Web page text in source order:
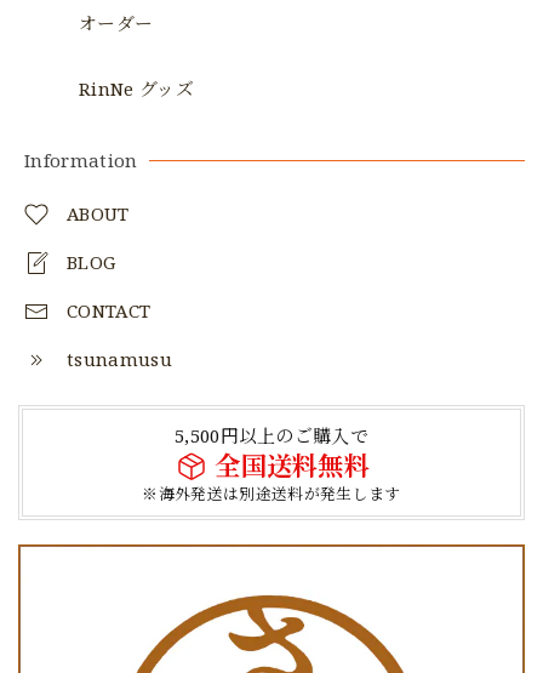
オーダー
RinNe グッズ
Information
ABOUT
BLOG
CONTACT
tsunamusu
5,500円以上のご購入で
全国送料無料
※海外発送は別途送料が発生します